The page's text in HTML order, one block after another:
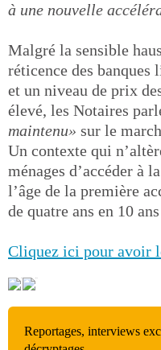
à une nouvelle
Malgré la sensible
réticence des banques
et un niveau de prix
élevé, les Notaires
maintenu» sur le
Un contexte qui
ménages d’accéder à
l’âge de la première
de quatre ans en 10
Cliquez ici pour avoir
Reportages, interviews